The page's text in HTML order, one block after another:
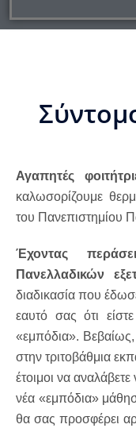
Αγαπητές
καλωσορίζουμε
του Πανεπιστημίου
Έχοντας περάσει
Πανελλαδικών
διαδικασία που
εαυτό σας ότι
«εμπόδια».
στην τριτοβάθμια
έτοιμοι να
νέα «εμπόδια»
θα σας προσφέρει